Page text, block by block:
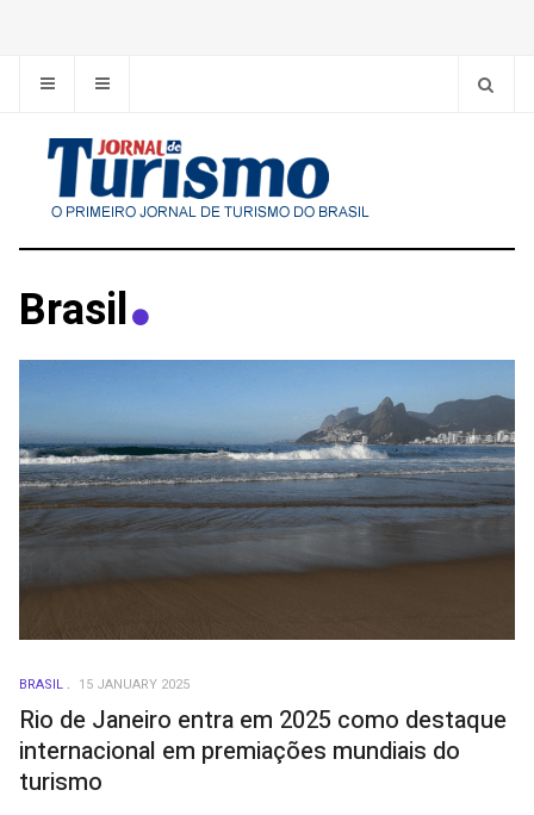
Brasil
BRASIL 15 JANUARY 2025
Rio de Janeiro entra em 2025 como destaque
internacional em premiações mundiais do
turismo